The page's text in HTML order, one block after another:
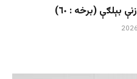
بېلګې (برخه : ٦٠)